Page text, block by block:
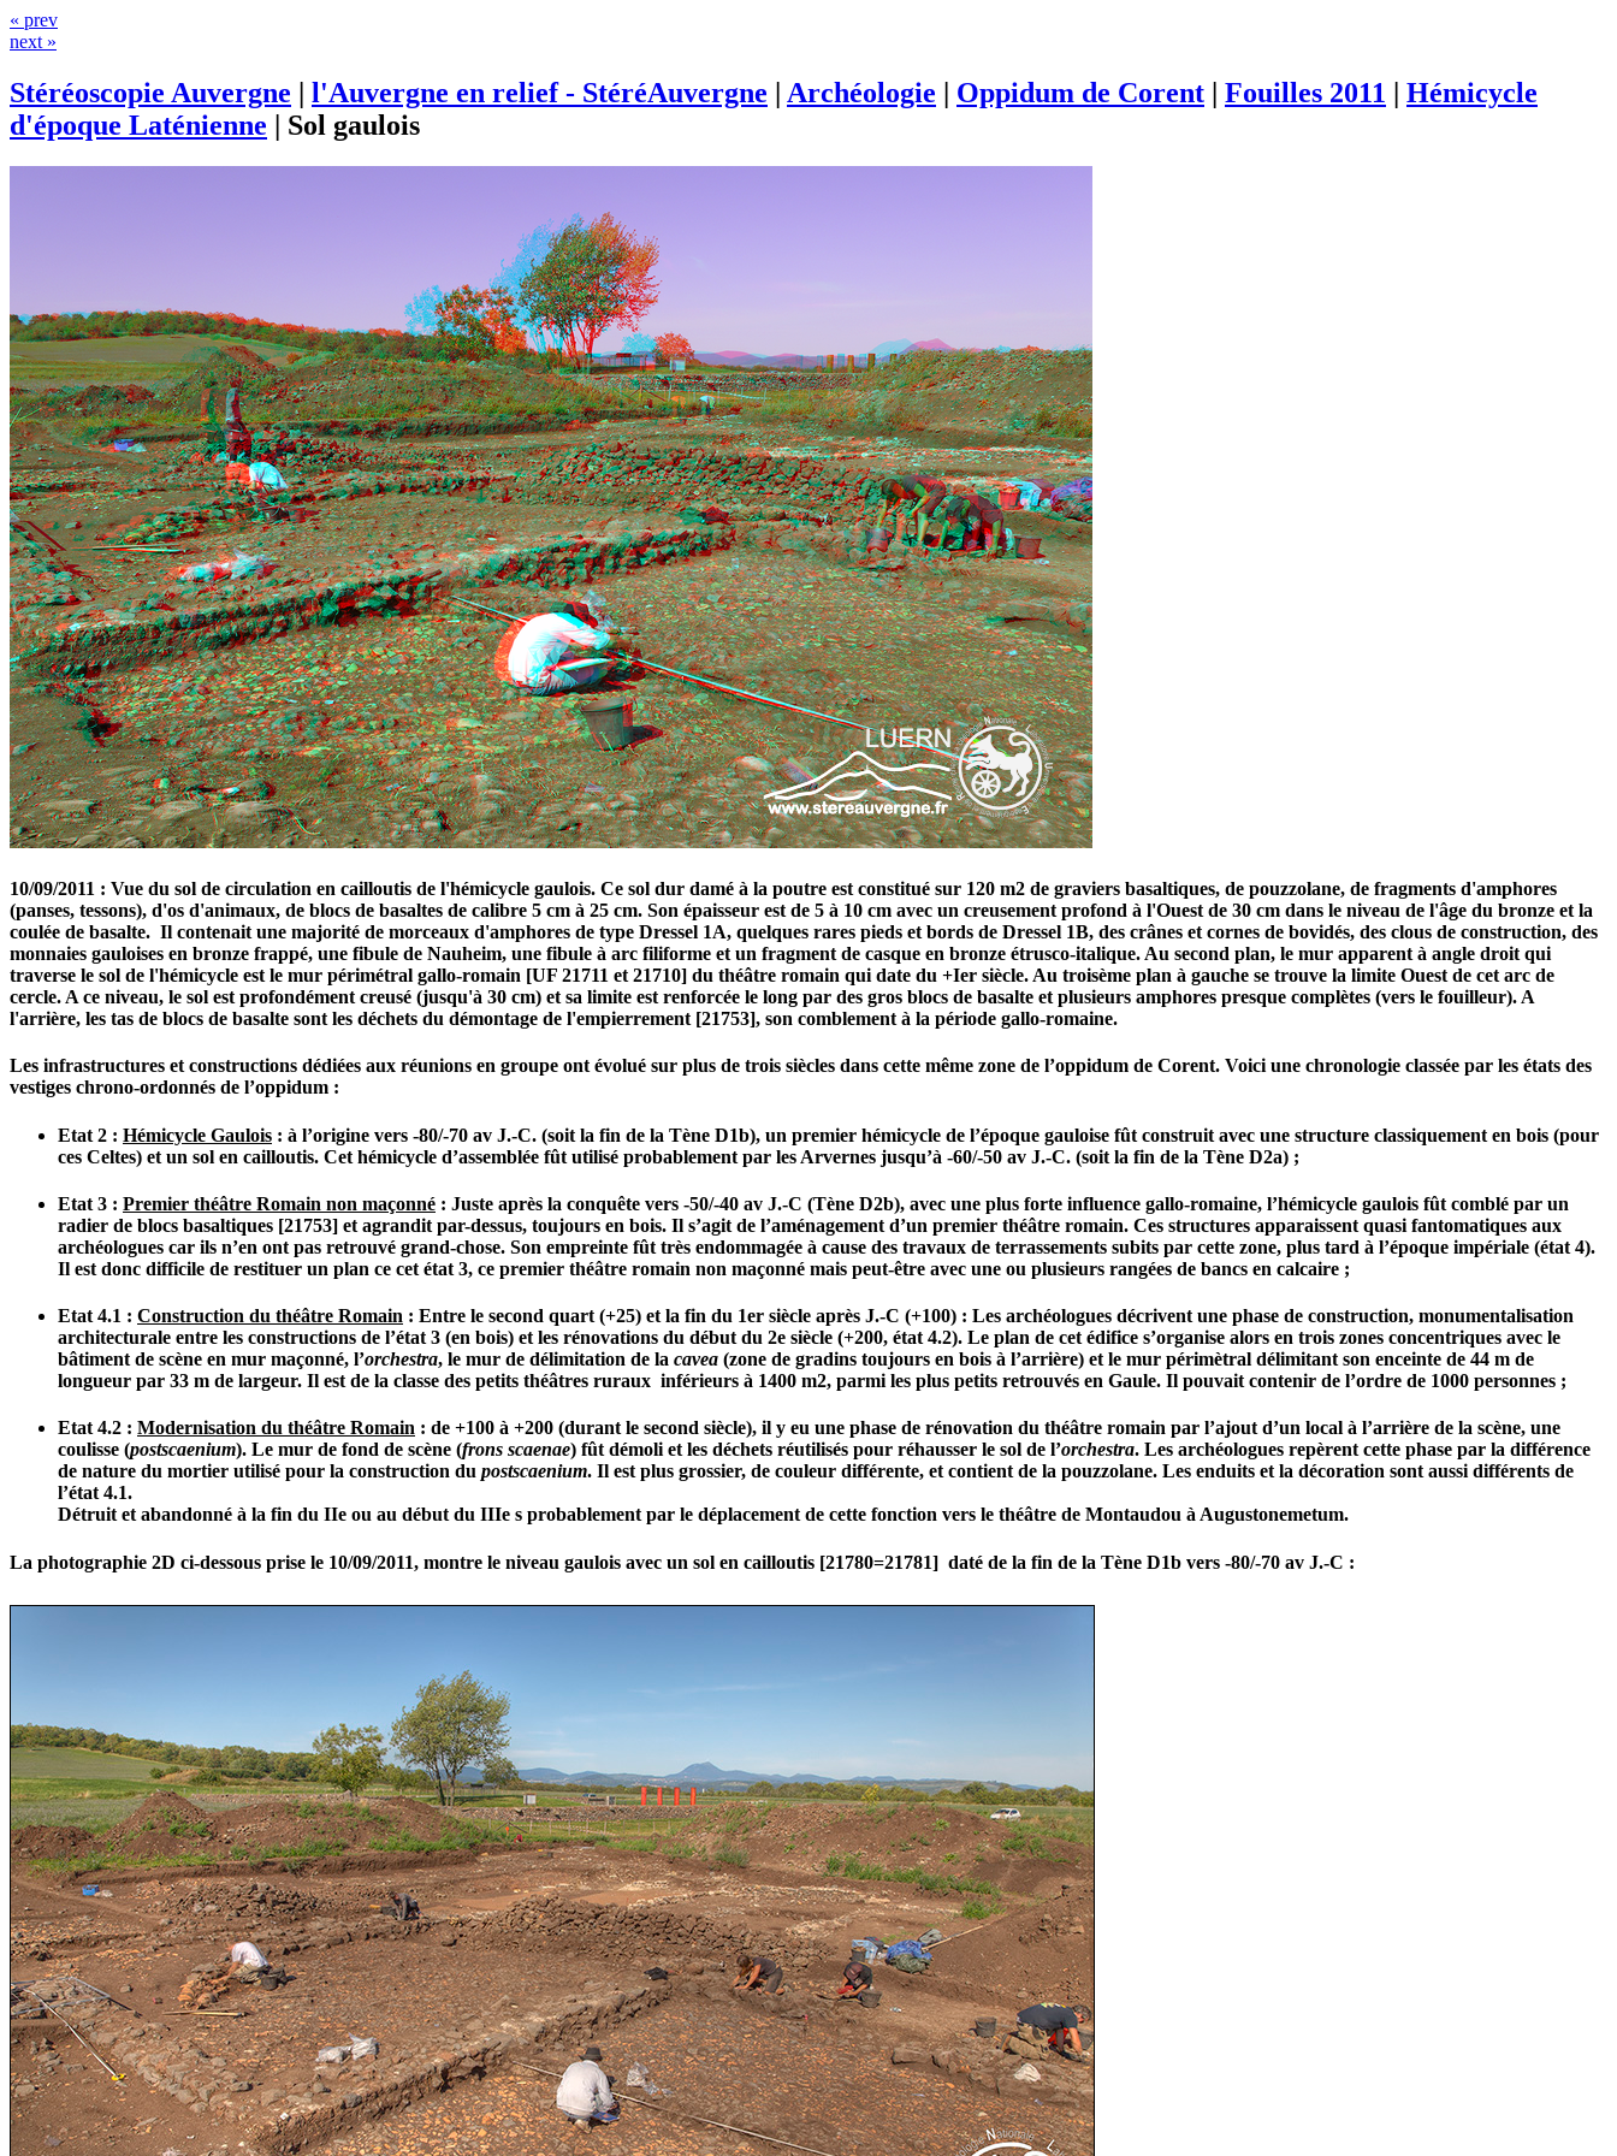
« prev
next »
Stéréoscopie Auvergne | l'Auvergne en relief - StéréAuvergne | Archéologie | Oppidum de Corent | Fouilles 2011 | Hémicycle
d'époque Laténienne | Sol gaulois
10/09/2011 : Vue du sol de circulation en cailloutis de l'hémicycle gaulois. Ce sol dur damé à la poutre est constitué sur 120 m2 de graviers basaltiques, de pouzzolane, de fragments d'amphores
(panses, tessons), d'os d'animaux, de blocs de basaltes de calibre 5 cm à 25 cm. Son épaisseur est de 5 à 10 cm avec un creusement profond à l'Ouest de 30 cm dans le niveau de l'âge du bronze et la
coulée de basalte. Il contenait une majorité de morceaux d'amphores de type Dressel 1A, quelques rares pieds et bords de Dressel 1B, des crânes et cornes de bovidés, des clous de construction, des
monnaies gauloises en bronze frappé, une fibule de Nauheim, une fibule à arc filiforme et un fragment de casque en bronze étrusco-italique. Au second plan, le mur apparent à angle droit qui
traverse le sol de l'hémicycle est le mur périmétral gallo-romain [UF 21711 et 21710] du théâtre romain qui date du +Ier siècle. Au troisème plan à gauche se trouve la limite Ouest de cet arc de
cercle. A ce niveau, le sol est profondément creusé (jusqu'à 30 cm) et sa limite est renforcée le long par des gros blocs de basalte et plusieurs amphores presque complètes (vers le fouilleur). A
l'arrière, les tas de blocs de basalte sont les déchets du démontage de l'empierrement [21753], son comblement à la période gallo-romaine.
Les infrastructures et constructions dédiées aux réunions en groupe ont évolué sur plus de trois siècles dans cette même zone de l’oppidum de Corent. Voici une chronologie classée par les états des
vestiges chrono-ordonnés de l’oppidum :
Etat 2 : Hémicycle Gaulois : à l’origine vers -80/-70 av J.-C. (soit la fin de la Tène D1b), un premier hémicycle de l’époque gauloise fût construit avec une structure classiquement en bois (pour
ces Celtes) et un sol en cailloutis. Cet hémicycle d’assemblée fût utilisé probablement par les Arvernes jusqu’à -60/-50 av J.-C. (soit la fin de la Tène D2a) ;
Etat 3 : Premier théâtre Romain non maçonné : Juste après la conquête vers -50/-40 av J.-C (Tène D2b), avec une plus forte influence gallo-romaine, l’hémicycle gaulois fût comblé par un
radier de blocs basaltiques [21753] et agrandit par-dessus, toujours en bois. Il s’agit de l’aménagement d’un premier théâtre romain. Ces structures apparaissent quasi fantomatiques aux
archéologues car ils n’en ont pas retrouvé grand-chose. Son empreinte fût très endommagée à cause des travaux de terrassements subits par cette zone, plus tard à l’époque impériale (état 4).
Il est donc difficile de restituer un plan ce cet état 3, ce premier théâtre romain non maçonné mais peut-être avec une ou plusieurs rangées de bancs en calcaire ;
Etat 4.1 : Construction du théâtre Romain : Entre le second quart (+25) et la fin du 1er siècle après J.-C (+100) : Les archéologues décrivent une phase de construction, monumentalisation
architecturale entre les constructions de l’état 3 (en bois) et les rénovations du début du 2e siècle (+200, état 4.2). Le plan de cet édifice s’organise alors en trois zones concentriques avec le
bâtiment de scène en mur maçonné, l’orchestra, le mur de délimitation de la cavea (zone de gradins toujours en bois à l’arrière) et le mur périmètral délimitant son enceinte de 44 m de
longueur par 33 m de largeur. Il est de la classe des petits théâtres ruraux inférieurs à 1400 m2, parmi les plus petits retrouvés en Gaule. Il pouvait contenir de l’ordre de 1000 personnes ;
Etat 4.2 : Modernisation du théâtre Romain : de +100 à +200 (durant le second siècle), il y eu une phase de rénovation du théâtre romain par l’ajout d’un local à l’arrière de la scène, une
coulisse (postscaenium). Le mur de fond de scène (frons scaenae) fût démoli et les déchets réutilisés pour réhausser le sol de l’orchestra. Les archéologues repèrent cette phase par la différence
de nature du mortier utilisé pour la construction du postscaenium. Il est plus grossier, de couleur différente, et contient de la pouzzolane. Les enduits et la décoration sont aussi différents de
l’état 4.1.
Détruit et abandonné à la fin du IIe ou au début du IIIe s probablement par le déplacement de cette fonction vers le théâtre de Montaudou à Augustonemetum.
La photographie 2D ci-dessous prise le 10/09/2011, montre le niveau gaulois avec un sol en cailloutis [21780=21781] daté de la fin de la Tène D1b vers -80/-70 av J.-C :